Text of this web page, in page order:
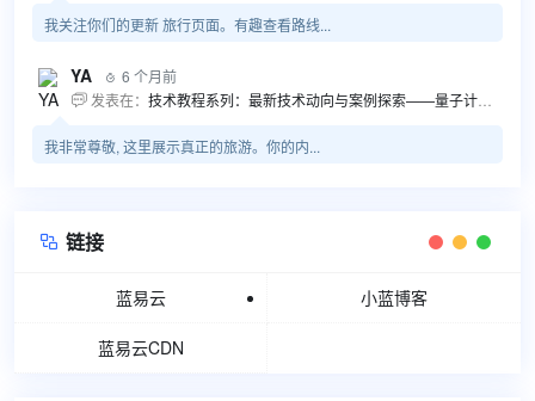
我关注你们的更新 旅行页面。有趣查看路线...
YA  6 个月前
 发表在： 技术教程系列：最新技术动向与案例探索——量子计算商业应用揭秘 该教程将深入探索最新技术动态，重点关注量子计算技术在商业领域的应用，结合具体案例阐述其背景、起因、经过和结果。同时，强调技术文档和运维文档的重要性，揭示它们在新技术发展和行业标准...
我非常尊敬, 这里展示真正的旅游。你的内...
 链接
蓝易云 小蓝博客
蓝易云CDN